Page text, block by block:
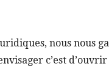
nous nous
c’est